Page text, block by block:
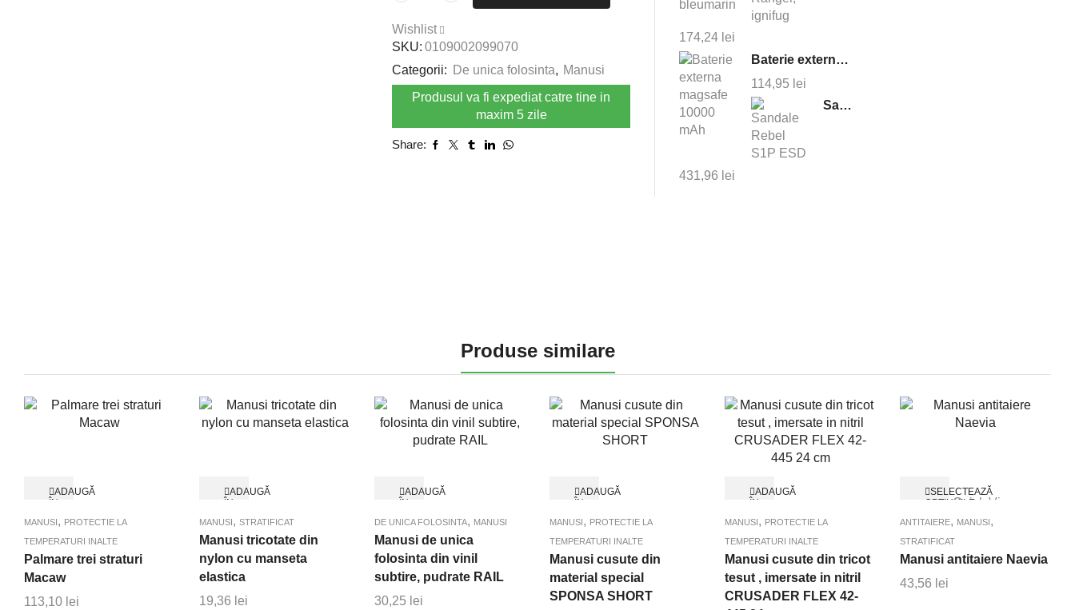
de
unica
din
100%
fara
aditivi
Wishlist
SKU: 0109002099070
Categorii:
De unica folosinta, Manusi
Produsul va fi expediat catre tine in
maxim 5 zile
Share:
174,24 lei
Baterie externa magsafe 10000 mAh
114,95 lei
Sandale Rebel S1P ESD
431,96 lei
Produse similare
ADAUGĂ
ÎN
MANUSI, PROTECTIE LA
TEMPERATURI INALTE
Palmare trei straturi
Macaw
113,10 lei
ADAUGĂ
ÎN
MANUSI, STRATIFICAT
Manusi tricotate din
nylon cu manseta
elastica
19,36 lei
ADAUGĂ
ÎN
DE UNICA FOLOSINTA, MANUSI
Manusi de unica
folosinta din vinil
subtire, pudrate RAIL
30,25 lei
ADAUGĂ
ÎN
MANUSI, PROTECTIE LA
TEMPERATURI INALTE
Manusi cusute din
material special
SPONSA SHORT
ADAUGĂ
ÎN
MANUSI, PROTECTIE LA
TEMPERATURI INALTE
Manusi cusute din tricot
tesut , imersate in nitril
CRUSADER FLEX 42-
SELECTEAZĂ
OPȚIUNILE
Acest
produs
are
mai
multe
Quick View
ANTITAIERE, MANUSI,
STRATIFICAT
Manusi antitaiere Naevia
43,56 lei